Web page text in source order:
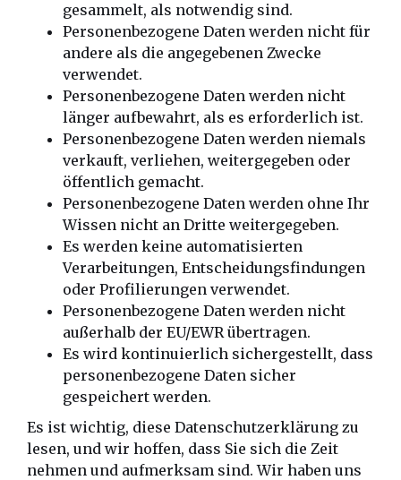
gesammelt, als notwendig sind.
Personenbezogene Daten werden nicht für
andere als die angegebenen Zwecke
verwendet.
Personenbezogene Daten werden nicht
länger aufbewahrt, als es erforderlich ist.
Personenbezogene Daten werden niemals
verkauft, verliehen, weitergegeben oder
öffentlich gemacht.
Personenbezogene Daten werden ohne Ihr
Wissen nicht an Dritte weitergegeben.
Es werden keine automatisierten
Verarbeitungen, Entscheidungsfindungen
oder Profilierungen verwendet.
Personenbezogene Daten werden nicht
außerhalb der EU/EWR übertragen.
Es wird kontinuierlich sichergestellt, dass
personenbezogene Daten sicher
gespeichert werden.
Es ist wichtig, diese Datenschutzerklärung zu
lesen, und wir hoffen, dass Sie sich die Zeit
nehmen und aufmerksam sind. Wir haben uns